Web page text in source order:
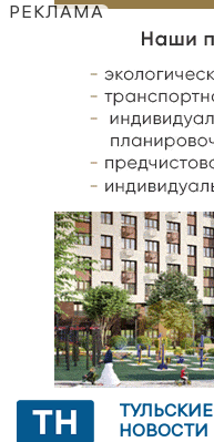
РЕКЛАМА
ТУЛЬСКИЕ
НОВОСТИ